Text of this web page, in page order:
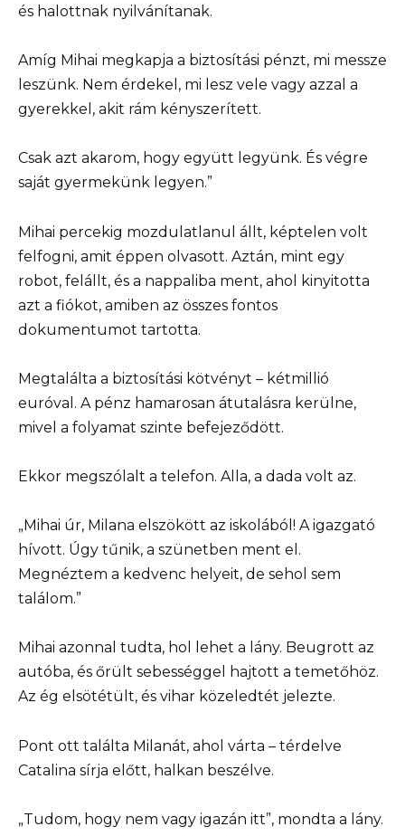
és halottnak nyilvánítanak.
Amíg Mihai megkapja a biztosítási pénzt, mi messze
leszünk. Nem érdekel, mi lesz vele vagy azzal a
gyerekkel, akit rám kényszerített.
Csak azt akarom, hogy együtt legyünk. És végre
saját gyermekünk legyen.”
Mihai percekig mozdulatlanul állt, képtelen volt
felfogni, amit éppen olvasott. Aztán, mint egy
robot, felállt, és a nappaliba ment, ahol kinyitotta
azt a fiókot, amiben az összes fontos
dokumentumot tartotta.
Megtalálta a biztosítási kötvényt – kétmillió
euróval. A pénz hamarosan átutalásra kerülne,
mivel a folyamat szinte befejeződött.
Ekkor megszólalt a telefon. Alla, a dada volt az.
„Mihai úr, Milana elszökött az iskolából! A igazgató
hívott. Úgy tűnik, a szünetben ment el.
Megnéztem a kedvenc helyeit, de sehol sem
találom.”
Mihai azonnal tudta, hol lehet a lány. Beugrott az
autóba, és őrült sebességgel hajtott a temetőhöz.
Az ég elsötétült, és vihar közeledtét jelezte.
Pont ott találta Milanát, ahol várta – térdelve
Catalina sírja előtt, halkan beszélve.
„Tudom, hogy nem vagy igazán itt”, mondta a lány.